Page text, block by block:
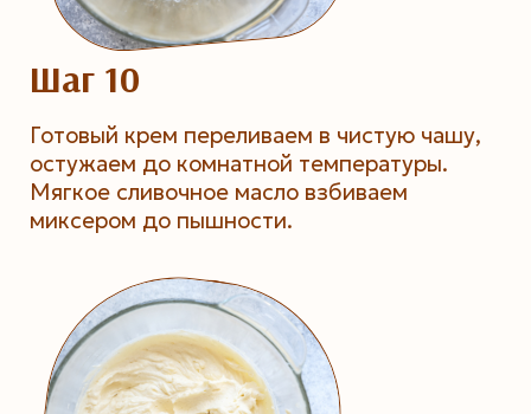
Шаг 10
Готовый крем переливаем в чистую чашу,
остужаем до комнатной температуры.
Мягкое сливочное масло взбиваем
миксером до пышности.